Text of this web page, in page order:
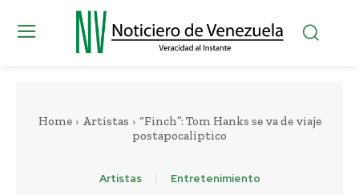
Home Artistas
“Finch”: Tom Hanks se va de viaje
postapocalíptico
Artistas Entretenimiento